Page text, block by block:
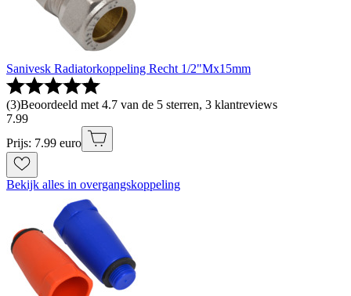
Sanivesk Radiatorkoppeling Recht 1/2"Mx15mm
(3)Beoordeeld met 4.7 van de 5 sterren, 3 klantreviews
7.99
Prijs: 7.99 euro
Bekijk alles in overgangskoppeling